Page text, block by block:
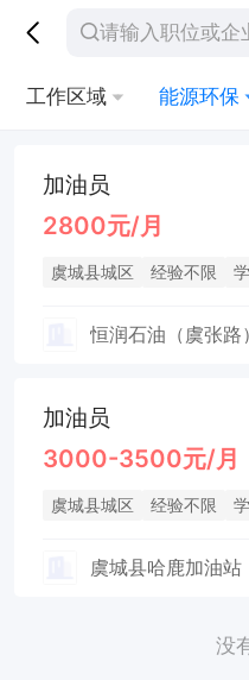
工作区域 能源环保
加油员
2800元/月
虞城县城区 经验不限
恒润石油（虞张路）
加油员
3000-3500元/月
虞城县城区 经验不限
虞城县哈鹿加油站
没